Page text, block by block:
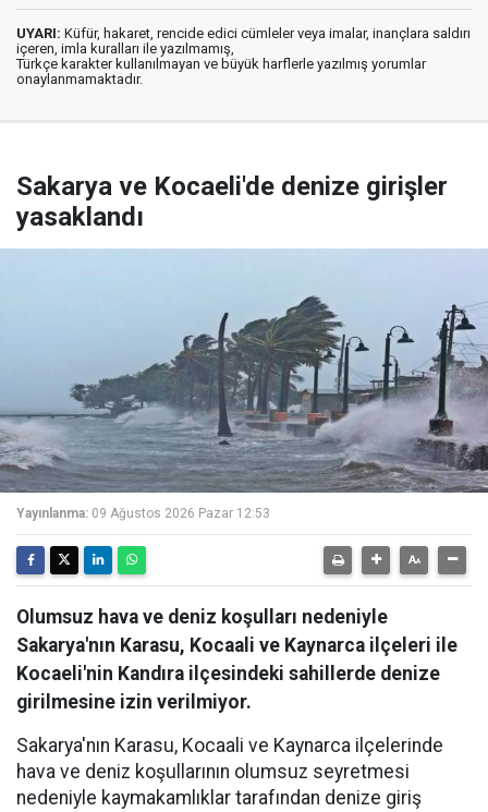
UYARI: Küfür, hakaret, rencide edici cümleler veya imalar, inançlara saldırı
içeren, imla kuralları ile yazılmamış,
Türkçe karakter kullanılmayan ve büyük harflerle yazılmış yorumlar
onaylanmamaktadır.
Sakarya ve Kocaeli'de denize girişler
yasaklandı
Yayınlanma: 09 Ağustos 2026 Pazar 12:53
Olumsuz hava ve deniz koşulları nedeniyle
Sakarya'nın Karasu, Kocaali ve Kaynarca ilçeleri ile
Kocaeli'nin Kandıra ilçesindeki sahillerde denize
girilmesine izin verilmiyor.
Sakarya'nın Karasu, Kocaali ve Kaynarca ilçelerinde
hava ve deniz koşullarının olumsuz seyretmesi
nedeniyle kaymakamlıklar tarafından denize giriş